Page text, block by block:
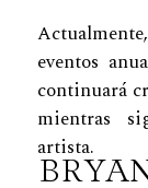
eventos
continuará
mientras
artista.